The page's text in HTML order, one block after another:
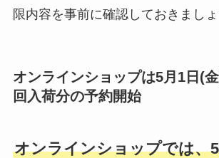
限内容を事前に確認しておきましょ
オンラインショップは5月1日(
回入荷分の予約開始
オンラインショップでは、